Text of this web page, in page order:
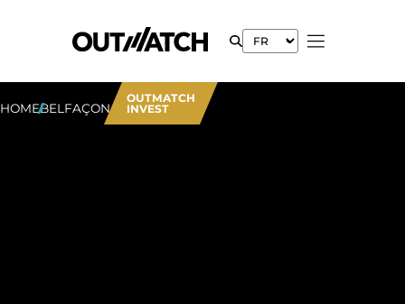
OUTMATCH
INVEST
HOMEBELFAÇON